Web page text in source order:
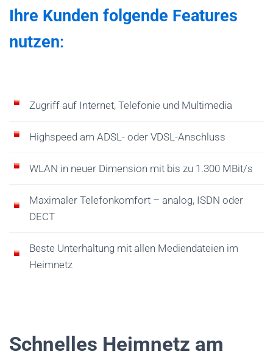
Ihre Kunden folgende Features
nutzen:
Zugriff auf Internet, Telefonie und Multimedia
Highspeed am ADSL- oder VDSL-Anschluss
WLAN in neuer Dimension mit bis zu 1.300 MBit/s
Maximaler Telefonkomfort – analog, ISDN oder
DECT
Beste Unterhaltung mit allen Mediendateien im
Heimnetz
Schnelles Heimnetz am